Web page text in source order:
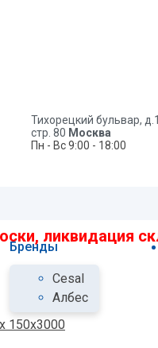
Тихорецкий бульвар,
стр. 80 Москва
Пн - Вс 9:00 - 18:00
Бренды
Cesal
Албес
ликвидация
150х3000